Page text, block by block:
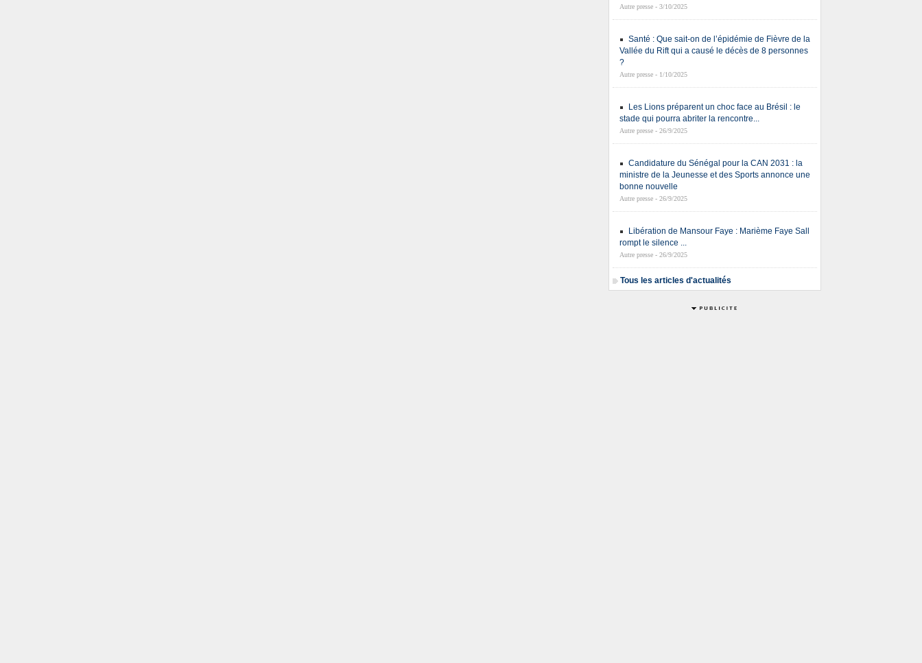
Autre presse - 3/10/2025
Santé : Que sait-on de l’épidémie de Fièvre de la
Vallée du Rift qui a causé le décès de 8 personnes
?
Autre presse - 1/10/2025
Les Lions préparent un choc face au Brésil : le
stade qui pourra abriter la rencontre...
Autre presse - 26/9/2025
Candidature du Sénégal pour la CAN 2031 : la
ministre de la Jeunesse et des Sports annonce une
bonne nouvelle
Autre presse - 26/9/2025
Libération de Mansour Faye : Marième Faye Sall
rompt le silence ...
Autre presse - 26/9/2025
Tous les articles d'actualités